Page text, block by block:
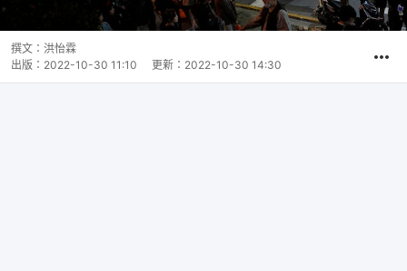
撰文： 洪怡霖
出版： 2022-10-30 11:10 更新： 2022-10-30 14:30